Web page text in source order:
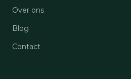
Over ons
Blog
Contact